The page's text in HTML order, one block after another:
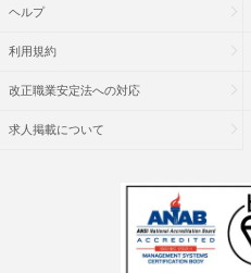
ヘルプ
利用規約
改正職業安定法への対応
求人掲載について